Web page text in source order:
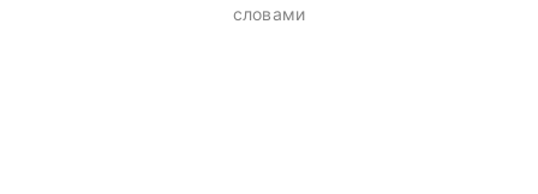
словами